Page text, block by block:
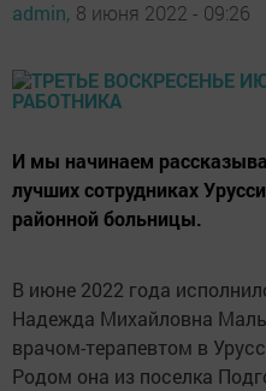
admin, 8 июня 2022 - 09:26
И мы начинаем
лучших сотрудниках
районной больницы.
В июне 2022 года
Надежда Михайловна
врачом-терапевтом в
Родом она из поселка